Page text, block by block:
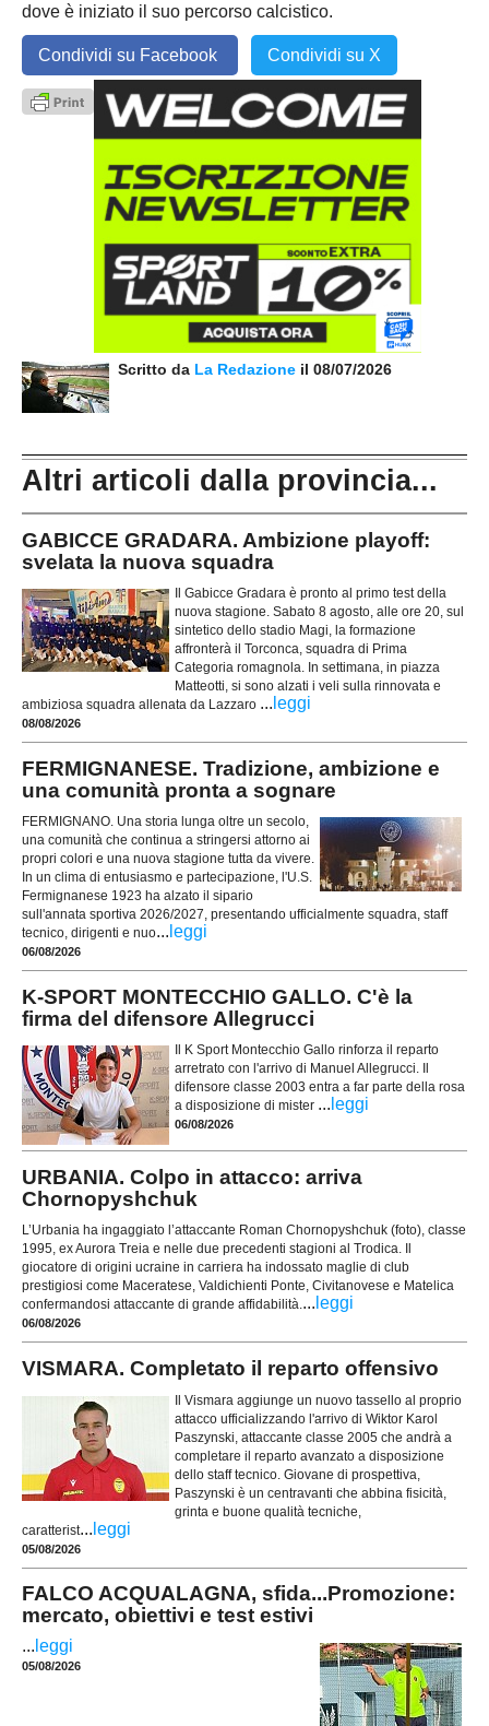
dove è iniziato il suo percorso calcistico.
Condividi su Facebook Condividi su X
Scritto da La Redazione il 08/07/2026
Altri articoli dalla provincia...
GABICCE GRADARA. Ambizione playoff:
svelata la nuova squadra
Il Gabicce Gradara è pronto al primo test della
nuova stagione. Sabato 8 agosto, alle ore 20, sul
sintetico dello stadio Magi, la formazione
affronterà il Torconca, squadra di Prima
Categoria romagnola. In settimana, in piazza
Matteotti, si sono alzati i veli sulla rinnovata e
ambiziosa squadra allenata da Lazzaro ... leggi
08/08/2026
FERMIGNANESE. Tradizione, ambizione e
una comunità pronta a sognare
FERMIGNANO. Una storia lunga oltre un secolo,
una comunità che continua a stringersi attorno ai
propri colori e una nuova stagione tutta da vivere.
In un clima di entusiasmo e partecipazione, l'U.S.
Fermignanese 1923 ha alzato il sipario
sull'annata sportiva 2026/2027, presentando ufficialmente squadra, staff
tecnico, dirigenti e nuo... leggi
06/08/2026
K-SPORT MONTECCHIO GALLO. C'è la
firma del difensore Allegrucci
Il K Sport Montecchio Gallo rinforza il reparto
arretrato con l'arrivo di Manuel Allegrucci. Il
difensore classe 2003 entra a far parte della rosa
a disposizione di mister ... leggi
06/08/2026
URBANIA. Colpo in attacco: arriva
Chornopyshchuk
L’Urbania ha ingaggiato l’attaccante Roman Chornopyshchuk (foto), classe
1995, ex Aurora Treia e nelle due precedenti stagioni al Trodica. Il
giocatore di origini ucraine in carriera ha indossato maglie di club
prestigiosi come Maceratese, Valdichienti Ponte, Civitanovese e Matelica
confermandosi attaccante di grande affidabilità.... leggi
06/08/2026
VISMARA. Completato il reparto offensivo
Il Vismara aggiunge un nuovo tassello al proprio
attacco ufficializzando l'arrivo di Wiktor Karol
Paszynski, attaccante classe 2005 che andrà a
completare il reparto avanzato a disposizione
dello staff tecnico. Giovane di prospettiva,
Paszynski è un centravanti che abbina fisicità,
grinta e buone qualità tecniche,
caratterist... leggi
05/08/2026
FALCO ACQUALAGNA, sfida...Promozione:
mercato, obiettivi e test estivi
... leggi
05/08/2026